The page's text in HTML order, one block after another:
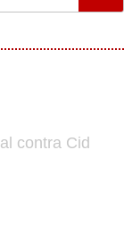
contra Cid